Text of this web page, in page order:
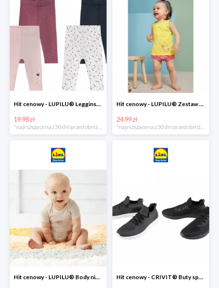
Hit cenowy - LUPILU® Legginsy niemowlęce z biobawełną, 2 pary
19.98 zł
Hit cenowy - LUPILU® Zestaw dziecięcy z biobawełny (body + koszulka + spodenki), 1 komplet
24.99 zł
Hit cenowy - LUPILU® Body niemowlęce z biobawełny, z krótkim rękawem, 5 sztuk Hit cenowy - CRIVIT® Buty sportowe chłopięce WellWalk, 1 para